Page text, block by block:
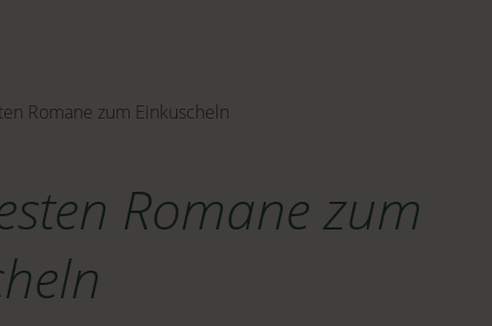
Romane zum Einkuscheln
Romane zum